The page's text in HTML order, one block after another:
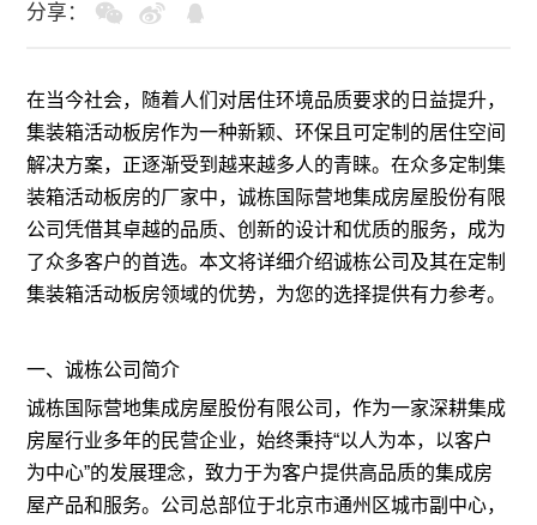
分享：
在当今社会，随着人们对居住环境品质要求的日益提升，
集装箱活动板房作为一种新颖、环保且可定制的居住空间
解决方案，正逐渐受到越来越多人的青睐。在众多定制集
装箱活动板房的厂家中，诚栋国际营地集成房屋股份有限
公司凭借其卓越的品质、创新的设计和优质的服务，成为
了众多客户的首选。本文将详细介绍诚栋公司及其在定制
集装箱活动板房领域的优势，为您的选择提供有力参考。
一、诚栋公司简介
诚栋国际营地集成房屋股份有限公司，作为一家深耕集成
房屋行业多年的民营企业，始终秉持“以人为本，以客户
为中心”的发展理念，致力于为客户提供高品质的集成房
屋产品和服务。公司总部位于北京市通州区城市副中心，